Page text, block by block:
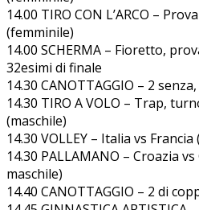
14.00 TIRO CON L’ARCO –
(femminile)
14.00 SCHERMA – Fioretto,
32esimi di finale
14.30 CANOTTAGGIO – 2
14.30 TIRO A VOLO – Trap,
(maschile)
14.30 VOLLEY – Italia vs
14.30 PALLAMANO – Croazia
maschile)
14.40 CANOTTAGGIO – 2 di